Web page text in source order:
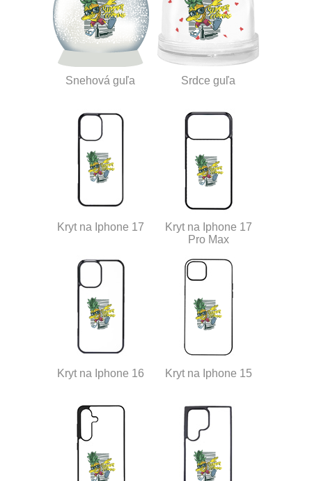
Snehová guľa Srdce guľa
Kryt na Iphone 17
Kryt na Iphone 17
Pro Max
Kryt na Iphone 16 Kryt na Iphone 15